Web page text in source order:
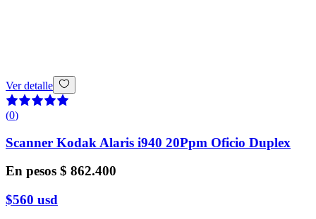
Ver detalle
(0)
Scanner Kodak Alaris i940 20Ppm Oficio Duplex
En pesos $ 862.400
$560 usd